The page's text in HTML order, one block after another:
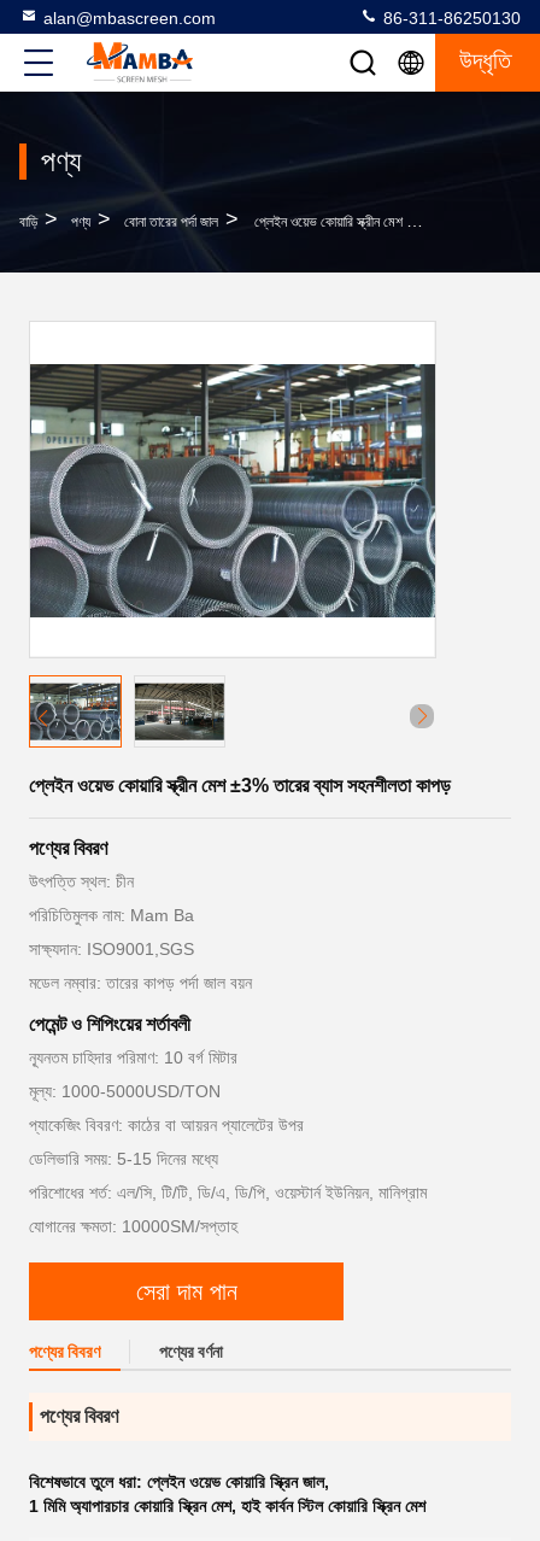
alan@mbascreen.com 86-311-86250130
উদ্ধৃতি
পণ্য
বাড়ি > পণ্য > বোনা তারের পর্দা জাল > প্লেইন ওয়েভ কোয়ারি স্ক্রীন মেশ ±3% তারের ব্যাস সহনশীলতা কাপড়
প্লেইন ওয়েভ কোয়ারি স্ক্রীন মেশ ±3% তারের ব্যাস সহনশীলতা কাপড়
পণ্যের বিবরণ
উৎপত্তি স্থল: চীন
পরিচিতিমুলক নাম: Mam Ba
সাক্ষ্যদান: ISO9001,SGS
মডেল নম্বার: তারের কাপড় পর্দা জাল বয়ন
পেমেন্ট ও শিপিংয়ের শর্তাবলী
ন্যূনতম চাহিদার পরিমাণ: 10 বর্গ মিটার
মূল্য: 1000-5000USD/TON
প্যাকেজিং বিবরণ: কাঠের বা আয়রন প্যালেটের উপর
ডেলিভারি সময়: 5-15 দিনের মধ্যে
পরিশোধের শর্ত: এল/সি, টি/টি, ডি/এ, ডি/পি, ওয়েস্টার্ন ইউনিয়ন, মানিগ্রাম
যোগানের ক্ষমতা: 10000SM/সপ্তাহ
সেরা দাম পান
পণ্যের বিবরণ পণ্যের বর্ণনা
পণ্যের বিবরণ
বিশেষভাবে তুলে ধরা: প্লেইন ওয়েভ কোয়ারি স্ক্রিন জাল,
1 মিমি অ্যাপারচার কোয়ারি স্ক্রিন মেশ, হাই কার্বন স্টিল কোয়ারি স্ক্রিন মেশ